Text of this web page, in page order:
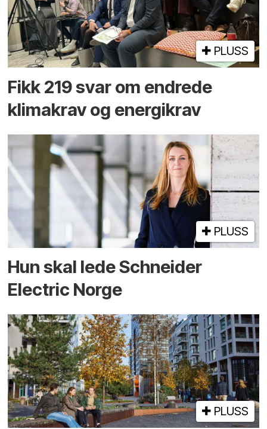
PLUSS
Fikk 219 svar om endrede
klimakrav og energikrav
PLUSS
Hun skal lede Schneider
Electric Norge
PLUSS